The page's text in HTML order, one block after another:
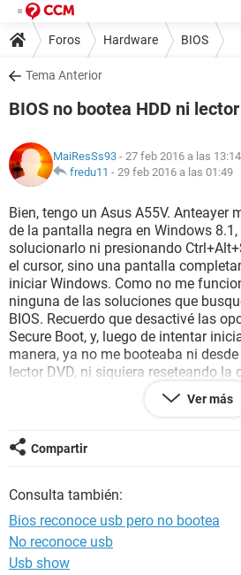
Foros Hardware BIOS
Tema Anterior
BIOS no bootea HDD ni lector
MaiResSs93 - 27 feb 2016 a las 13:14
fredu11 - 29 feb 2016 a las 01:49
Bien, tengo un Asus A55V. Anteayer
de la pantalla negra en Windows
solucionarlo ni presionando
el cursor, sino una pantalla
iniciar Windows. Como no me
ninguna de las soluciones que
BIOS. Recuerdo que desactivé las
Secure Boot, y, luego de intentar
manera, ya no me booteaba ni
lector DVD, ni siquiera reseteando la
Es extraño, porque en la
perfectamente mi HDD de 500gb y mi
Ver más
Compartir
Consulta también:
Bios reconoce usb pero no bootea
No reconoce usb
Usb show